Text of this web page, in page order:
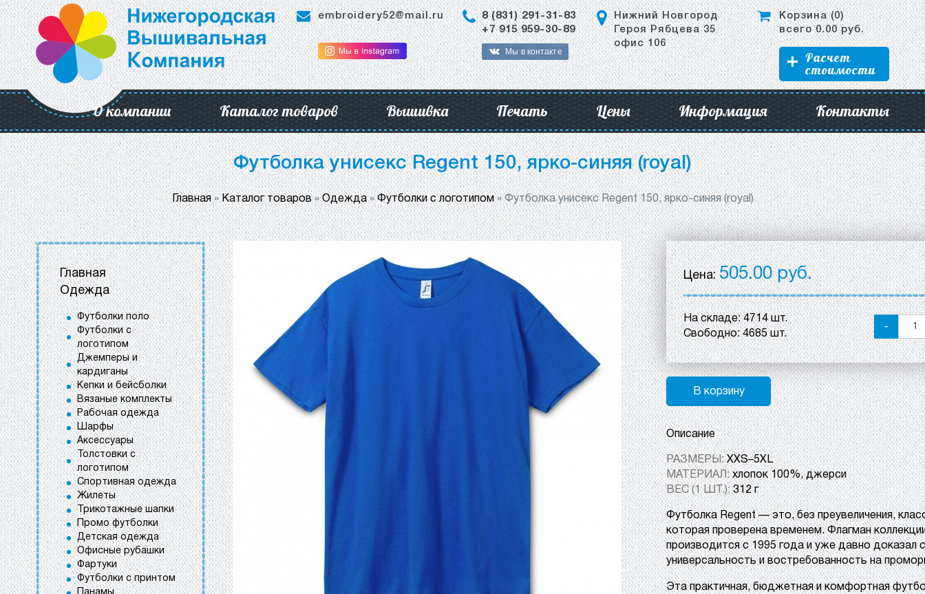
embroidery52@mail.ru
8 (831) 291-31-83
+7 915 959-30-89
Мы в контакте
Нижний Новгород
Героя Рябцева 35
офис 106
Корзина (0)
всего0.00руб.
Расчет
стоимости
О компании Каталог товаров Вышивка Печать Цены Информация Контакты
Футболка унисекс Regent 150, ярко-синяя (royal)
Главная»Каталог товаров»Одежда»Футболки с логотипом»Футболка унисекс Regent 150, ярко-синяя (royal)
Главная
Одежда
Футболки поло
Футболки с
логотипом
Джемперы и
кардиганы
Кепки и бейсболки
Вязаные комплекты
Рабочая одежда
Шарфы
Аксессуары
Толстовки с
логотипом
Спортивная одежда
Жилеты
Трикотажные шапки
Промо футболки
Детская одежда
Офисные рубашки
Фартуки
Футболки с принтом
Цена:505.00 руб.
На складе:4714 шт.
Свободно:4685 шт.
-
В корзину
Описание
РАЗМЕРЫ:XXS–5XL
МАТЕРИАЛ:хлопок 100%, джерси
ВЕС (1 ШТ.):312 г
Футболка Regent — это, без преувеличения,
которая проверена временем. Флагман
производится с 1995 года и уже давно доказал
универсальность и востребованность на
Эта практичная, бюджетная и комфортная